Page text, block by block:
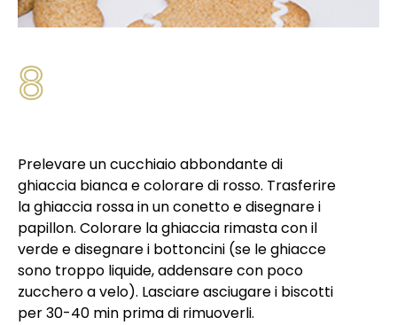
8
Prelevare un cucchiaio abbondante di
ghiaccia bianca e colorare di rosso. Trasferire
la ghiaccia rossa in un conetto e disegnare i
papillon. Colorare la ghiaccia rimasta con il
verde e disegnare i bottoncini (se le ghiacce
sono troppo liquide, addensare con poco
zucchero a velo). Lasciare asciugare i biscotti
per 30-40 min prima di rimuoverli.